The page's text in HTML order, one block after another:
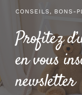
CONSEILS, BONS-
Profitez
en vous
newsletter